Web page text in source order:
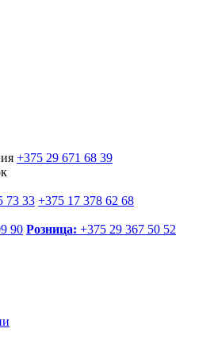
+375 29 671 68 39
73 33 +375 17 378 62 68
90 Розница: +375 29 367 50 52